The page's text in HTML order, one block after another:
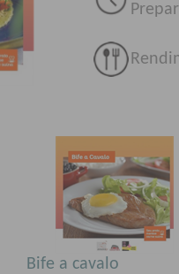
Bife a cavalo